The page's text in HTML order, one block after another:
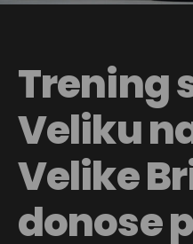
Trening
Veliku
Velike
donose